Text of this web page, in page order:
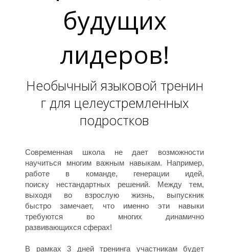
Р
Е
будущих
лидеров!
Необычный языковой тренин
г для целеустремленных
подростков
Современная школа не дает возможности
научиться многим важным навыкам. Например,
работе в команде, генерации идей,
поиску нестандартных решений. Между тем,
выходя во взрослую жизнь, выпускник
быстро замечает, что именно эти навыки
требуются во многих динамично
развивающихся сферах!
В рамках 3 дней тренинга участникам будет